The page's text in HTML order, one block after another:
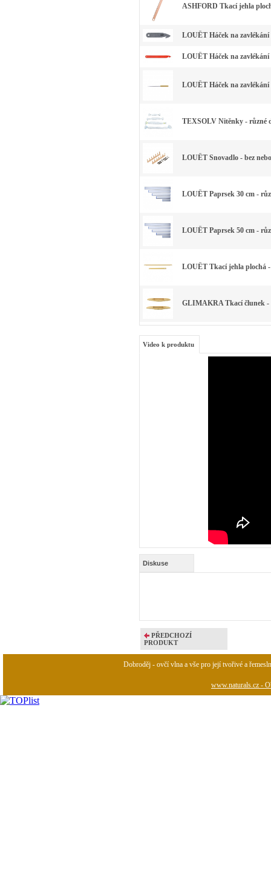
ASHFORD Tkací jehla
LOUËT Háček na
LOUËT Háček na
LOUËT Háček na zavlékání
TEXSOLV Nitěnky - různé
LOUËT Snovadlo - bez
LOUËT Paprsek 30 cm -
LOUËT Paprsek 50 cm -
LOUËT Tkací jehla plochá
GLIMAKRA Tkací člunek -
Video k produktu
Diskuse
PŘEDCHOZÍ
PRODUKT
Dobroděj - ovčí vlna a vše pro její tvořivé a
www.naturals.cz -